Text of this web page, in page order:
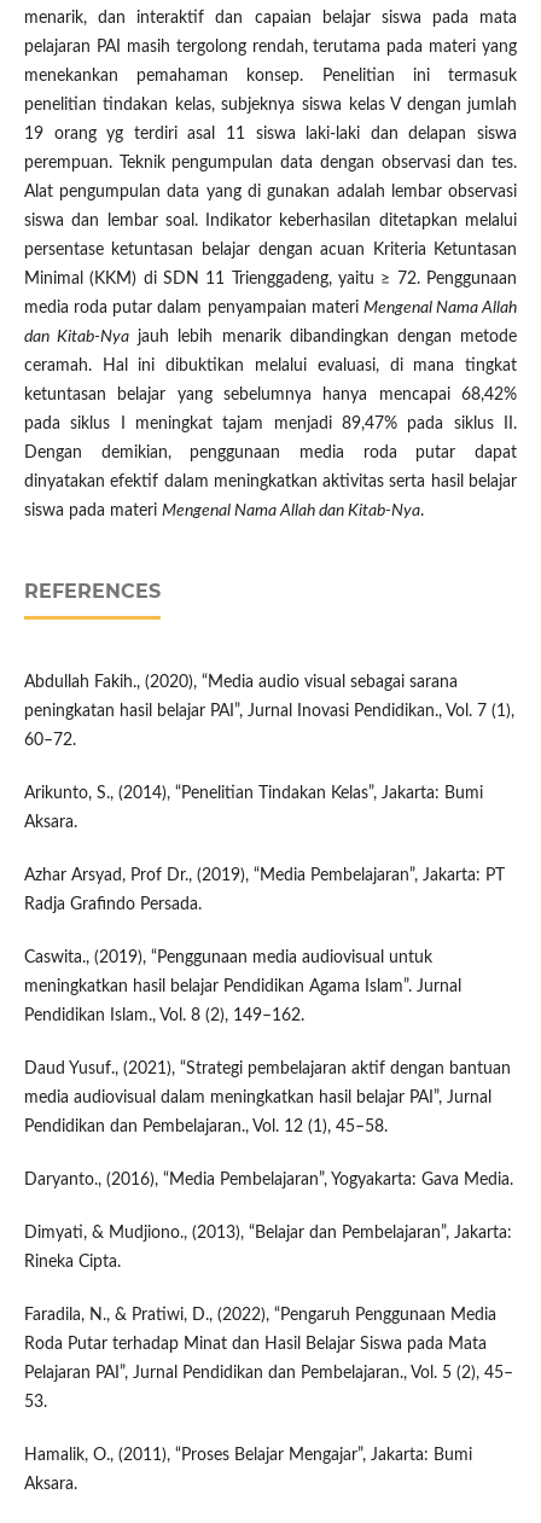
menarik, dan interaktif dan capaian belajar siswa pada mata
pelajaran PAI masih tergolong rendah, terutama pada materi yang
menekankan pemahaman konsep. Penelitian ini termasuk
penelitian tindakan kelas, subjeknya siswa kelas V dengan jumlah
19 orang yg terdiri asal 11 siswa laki-laki dan delapan siswa
perempuan. Teknik pengumpulan data dengan observasi dan tes.
Alat pengumpulan data yang di gunakan adalah lembar observasi
siswa dan lembar soal. Indikator keberhasilan ditetapkan melalui
persentase ketuntasan belajar dengan acuan Kriteria Ketuntasan
Minimal (KKM) di SDN 11 Trienggadeng, yaitu ≥ 72. Penggunaan
media roda putar dalam penyampaian materi Mengenal Nama Allah
dan Kitab-Nya jauh lebih menarik dibandingkan dengan metode
ceramah. Hal ini dibuktikan melalui evaluasi, di mana tingkat
ketuntasan belajar yang sebelumnya hanya mencapai 68,42%
pada siklus I meningkat tajam menjadi 89,47% pada siklus II.
Dengan demikian, penggunaan media roda putar dapat
dinyatakan efektif dalam meningkatkan aktivitas serta hasil belajar
siswa pada materi Mengenal Nama Allah dan Kitab-Nya.
REFERENCES
Abdullah Fakih., (2020), “Media audio visual sebagai sarana
peningkatan hasil belajar PAI”, Jurnal Inovasi Pendidikan., Vol. 7 (1),
60–72.
Arikunto, S., (2014), “Penelitian Tindakan Kelas”, Jakarta: Bumi
Aksara.
Azhar Arsyad, Prof Dr., (2019), “Media Pembelajaran”, Jakarta: PT
Radja Grafindo Persada.
Caswita., (2019), “Penggunaan media audiovisual untuk
meningkatkan hasil belajar Pendidikan Agama Islam”. Jurnal
Pendidikan Islam., Vol. 8 (2), 149–162.
Daud Yusuf., (2021), “Strategi pembelajaran aktif dengan bantuan
media audiovisual dalam meningkatkan hasil belajar PAI”, Jurnal
Pendidikan dan Pembelajaran., Vol. 12 (1), 45–58.
Daryanto., (2016), “Media Pembelajaran”, Yogyakarta: Gava Media.
Dimyati, & Mudjiono., (2013), “Belajar dan Pembelajaran”, Jakarta:
Rineka Cipta.
Faradila, N., & Pratiwi, D., (2022), “Pengaruh Penggunaan Media
Roda Putar terhadap Minat dan Hasil Belajar Siswa pada Mata
Pelajaran PAI”, Jurnal Pendidikan dan Pembelajaran., Vol. 5 (2), 45–
53.
Hamalik, O., (2011), “Proses Belajar Mengajar”, Jakarta: Bumi
Aksara.